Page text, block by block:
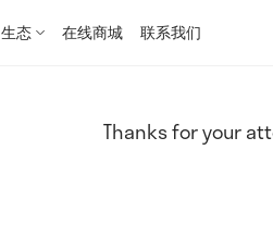
生态 在线商城 联系我们
Thanks for your